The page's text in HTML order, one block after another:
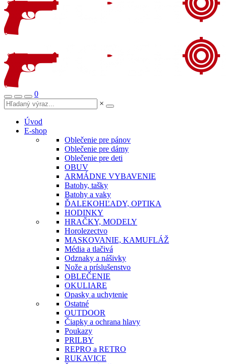
0
×
Úvod
E-shop
Oblečenie pre pánov
Oblečenie pre dámy
Oblečenie pre deti
OBUV
ARMÁDNE VYBAVENIE
Batohy, tašky
Batohy a vaky
ĎALEKOHĽADY, OPTIKA
HODINKY
HRAČKY, MODELY
Horolezectvo
MASKOVANIE, KAMUFLÁŽ
Média a tlačivá
Odznaky a nášivky
Nože a príslušenstvo
OBLEČENIE
OKULIARE
Opasky a uchytenie
Ostatné
OUTDOOR
Čiapky a ochrana hlavy
Poukazy
PRILBY
REPRO a RETRO
RUKAVICE